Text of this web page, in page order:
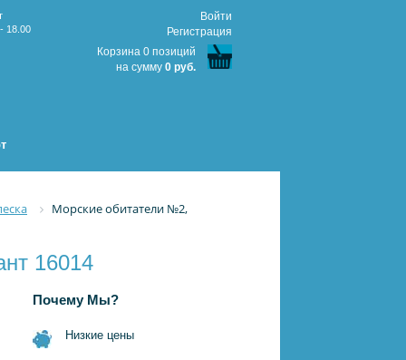
18.00
Войти
Регистрация
Корзина 0 позиций
на сумму 0 руб.
Морские обитатели №2,
16014
Почему Мы?
Низкие цены